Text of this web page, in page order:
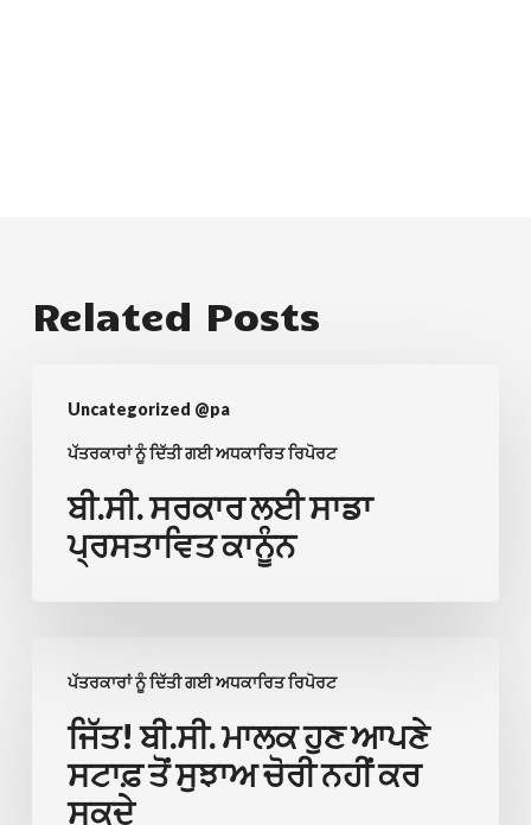
Related Posts
Uncategorized @pa
ਪੱਤਰਕਾਰਾਂ ਨੂੰ ਦਿੱਤੀ ਗਈ ਅਧਕਾਰਿਤ ਰਿਪੋਰਟ
ਸਰਕਾਰ
ਲਈ
ਪ੍ਰਸਤਾਵਿਤ
ਕਾਨੂੰਨ
ਬੀ.ਸੀ. ਸਰਕਾਰ ਲਈ ਸਾਡਾ
ਪ੍ਰਸਤਾਵਿਤ ਕਾਨੂੰਨ
ਪੱਤਰਕਾਰਾਂ ਨੂੰ ਦਿੱਤੀ ਗਈ ਅਧਕਾਰਿਤ ਰਿਪੋਰਟ
ਬੀ.ਸੀ.
ਮਾਲਕ
ਆਪਣੇ
ਜਿੱਤ! ਬੀ.ਸੀ. ਮਾਲਕ ਹੁਣ ਆਪਣੇ
ਸਟਾਫ਼ ਤੋਂ ਸੁਝਾਅ ਚੋਰੀ ਨਹੀਂ ਕਰ
ਸਕਦੇ